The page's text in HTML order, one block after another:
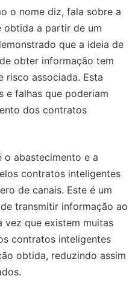
o nome diz, fala sobre a
obtida a partir de um
que a ideia de
obter informação tem
risco associada. Esta
e falhas que poderiam
dos contratos
o abastecimento e a
contratos inteligentes
de canais. Este é um
transmitir informação ao
vez que existem muitas
contratos inteligentes
obtida, reduzindo assim